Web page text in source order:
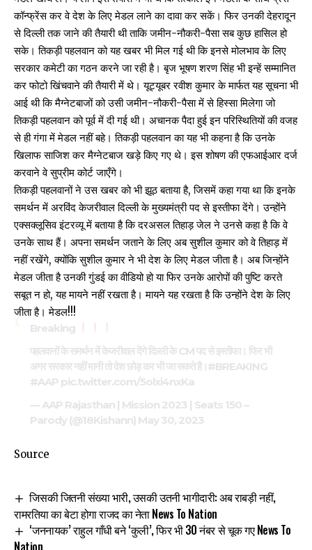
कॉन्फ्रेंस कर वे देश के लिए मेडल लाने का दावा कर सकें। फिर उनकी देहरादून
से दिल्ली तक जाने की तैयारी थी ताकि जमीन-नौकरी-पैसा सब कुछ हासिल हो
सके। तिकड़ी पहलवान को यह खबर भी मिल गई थी कि इनसे मोलभाव के लिए
सरकार कमेटी का गठन करने जा रही है। बृज भूषण शरण सिंह भी इन्हें सम्मानित
कर फोटो खिंचवाने की तैयारी में थे। यूट्यूबर रवीश कुमार के मार्फत यह सूचना भी
आई थी कि मैग्नेटबाजों को उसी जमीन-नौकरी-पैसा में से हिस्सा मिलेगा जो
तिकड़ी पहलवान को पूर्व में दी गई थी। अचानक पैदा हुई इन परिस्थितियों की वजह
से ही गंगा में मेडल नहीं बहे। तिकड़ी पहलवान का यह भी कहना है कि उनके
खिलाफ साजिश कर मैग्नेटबाज खड़े किए गए थे। इस शोषण की एफआईआर दर्ज
करवाने वे सुप्रीम कोर्ट जाएँगे।
तिकड़ी पहलवानों ने उस खबर को भी झूठ बताया है, जिसमें कहा गया था कि इनके
समर्थन में अरविंद केजरीवाल दिल्ली के मुख्यमंत्री पद से इस्तीफा देंगे। उन्होंने
एक्सक्लूसिव इंटरव्यू में बताया है कि दरअसल तिहाड़ जेल ने उनसे कहा है कि वे
उनके साथ हैं। अपना समर्थन जताने के लिए अब सुशील कुमार को वे तिहाड़ में
नहीं रखेंगे, क्योंकि सुशील कुमार ने भी देश के लिए मेडल जीता है। अब जिन्होंने
मेडल जीता है उनकी गुंडई का वीडियो हो या फिर उनके आरोपों की पुष्टि करते
सबूत न हो, यह मायने नहीं रखता है। मायने यह रखता है कि उन्होंने देश के लिए
जीता है। मेडल!!!
Breaking
पहलवानों के समर्थन में केजरीवाल देंगे दिल्ली के CM पद से इस्तीफा। फिर भी
अगर सरकार नहीं मानी तो देश छोड़ कर भी जा सकते है।#BREAKING
#AAP pic.twitter.com/5olxi4nxKa
— AAP Rajasthan | Mission 2023 | Seats 150 –
Parody (@18Kishann) May 30, 2023
Source
जिसकी जितनी संख्या भारी, उसकी उतनी भागीदारी: अब राबड़ी नहीं,
रामरतिया का बेटा होगा राजद का नेता News To Nation
‘जननायक’ राहुल गाँधी बने ‘कुली’, फिर भी 30 नंबर से चूक गए News To
Nation